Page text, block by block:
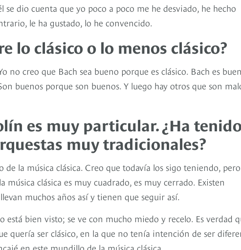
dio cuenta que yo poco a poco me he desviado, he hecho
le ha gustado, lo he convencido.
lo clásico o lo menos clásico?
no creo que Bach sea bueno porque es clásico. Bach es
buenos porque son buenos. Y luego hay otros que son
es muy particular. ¿Ha
muy tradicionales?
la música clásica. Creo que todavía los sigo teniendo,
clásica es muy cuadrado, es muy cerrado. Existen
muchos años así y tienen que seguir así.
está bien visto; se ve con mucho miedo y recelo. Es verdad
quería ser clásico, en la que no tenía intención de ser
en este mundillo de la música clásica.